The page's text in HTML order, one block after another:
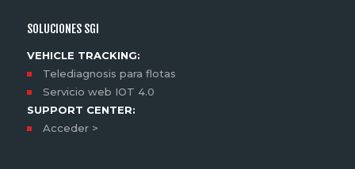
SOLUCIONES SGI
VEHICLE TRACKING:
Telediagnosis para flotas
Servicio web IOT 4.0
SUPPORT CENTER:
Acceder >